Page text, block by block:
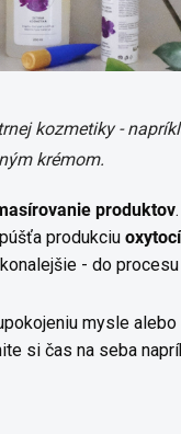
kozmetiky -
krémom.
produktov
produkciu
- do
mysle
si čas na seba